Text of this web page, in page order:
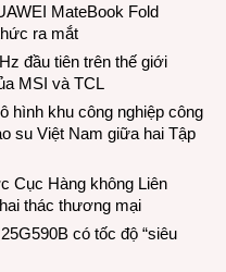
MateBook Fold
ra mắt
đầu tiên trên thế giới
MSI và TCL
hình khu công nghiệp công
su Việt Nam giữa hai Tập
Cục Hàng không Liên
thác thương mại
có tốc độ “siêu